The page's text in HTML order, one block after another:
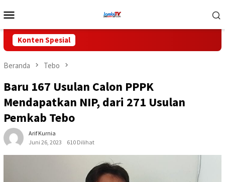
ke
Mobile
Konten Spesial
Beranda Tebo
Baru 167 Usulan Calon PPPK
Mendapatkan NIP, dari 271 Usulan
Pemkab Tebo
Arif Kurnia
Juni 26, 2023
610 Dilihat